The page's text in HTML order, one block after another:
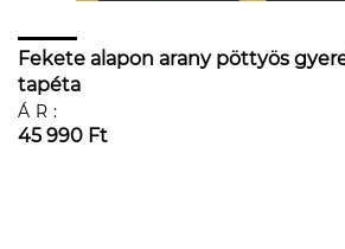
Fekete alapon arany pöttyös
tapéta
ÁR:
45 990 Ft